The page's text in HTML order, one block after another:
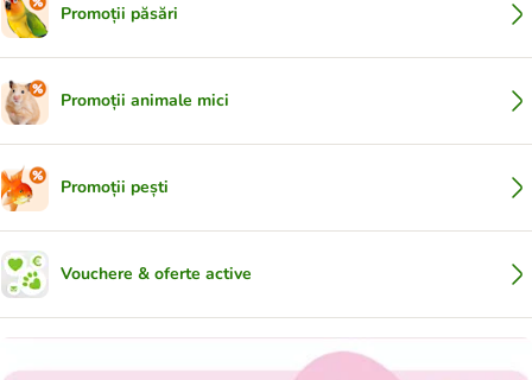
Promoții păsări
Promoții animale mici
Promoții pești
Vouchere & oferte active